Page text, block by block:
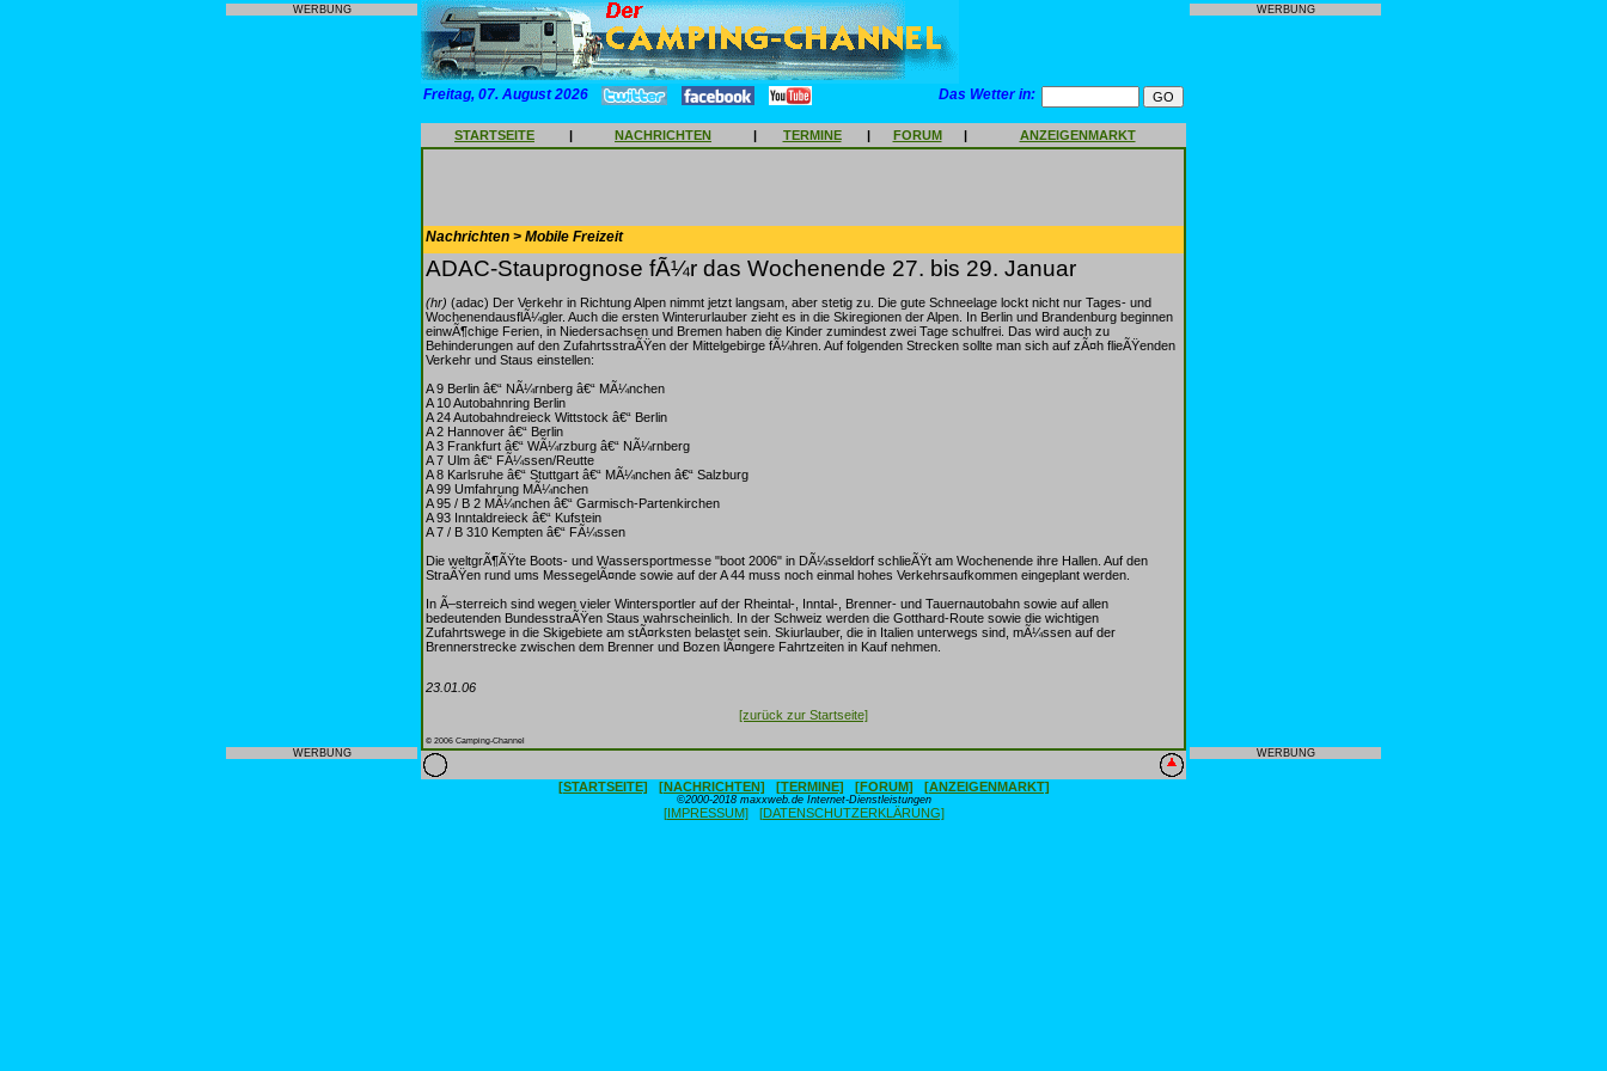
WERBUNG
WERBUNG
Freitag, 07. August 2026 Das Wetter in:
STARTSEITE | NACHRICHTEN | TERMINE | FORUM | ANZEIGENMARKT
Nachrichten > Mobile Freizeit
ADAC-Stauprognose fÃ¼r das Wochenende 27. bis 29. Januar
(hr) (adac) Der Verkehr in Richtung Alpen nimmt jetzt langsam, aber stetig zu. Die gute Schneelage lockt nicht nur Tages- und
WochenendausflÃ¼gler. Auch die ersten Winterurlauber zieht es in die Skiregionen der Alpen. In Berlin und Brandenburg beginnen
einwÃ¶chige Ferien, in Niedersachsen und Bremen haben die Kinder zumindest zwei Tage schulfrei. Das wird auch zu
Behinderungen auf den ZufahrtsstraÃŸen der Mittelgebirge fÃ¼hren. Auf folgenden Strecken sollte man sich auf zÃ¤h flieÃŸenden
Verkehr und Staus einstellen:
A 9 Berlin â€“ NÃ¼rnberg â€“ MÃ¼nchen
A 10 Autobahnring Berlin
A 24 Autobahndreieck Wittstock â€“ Berlin
A 2 Hannover â€“ Berlin
A 3 Frankfurt â€“ WÃ¼rzburg â€“ NÃ¼rnberg
A 7 Ulm â€“ FÃ¼ssen/Reutte
A 8 Karlsruhe â€“ Stuttgart â€“ MÃ¼nchen â€“ Salzburg
A 99 Umfahrung MÃ¼nchen
A 95 / B 2 MÃ¼nchen â€“ Garmisch-Partenkirchen
A 93 Inntaldreieck â€“ Kufstein
A 7 / B 310 Kempten â€“ FÃ¼ssen
Die weltgrÃ¶ÃŸte Boots- und Wassersportmesse "boot 2006" in DÃ¼sseldorf schlieÃŸt am Wochenende ihre Hallen. Auf den
StraÃŸen rund ums MessegelÃ¤nde sowie auf der A 44 muss noch einmal hohes Verkehrsaufkommen eingeplant werden.
In Ã–sterreich sind wegen vieler Wintersportler auf der Rheintal-, Inntal-, Brenner- und Tauernautobahn sowie auf allen
bedeutenden BundesstraÃŸen Staus wahrscheinlich. In der Schweiz werden die Gotthard-Route sowie die wichtigen
Zufahrtswege in die Skigebiete am stÃ¤rksten belastet sein. Skiurlauber, die in Italien unterwegs sind, mÃ¼ssen auf der
Brennerstrecke zwischen dem Brenner und Bozen lÃ¤ngere Fahrtzeiten in Kauf nehmen.
23.01.06
[zurück zur Startseite]
© 2006 Camping-Channel
[STARTSEITE] [NACHRICHTEN] [TERMINE] [FORUM] [ANZEIGENMARKT]
©2000-2018 maxxweb.de Internet-Dienstleistungen
[IMPRESSUM] [DATENSCHUTZERKLÄRUNG]
WERBUNG
WERBUNG